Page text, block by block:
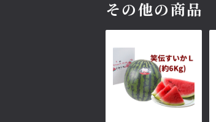
その他の商品